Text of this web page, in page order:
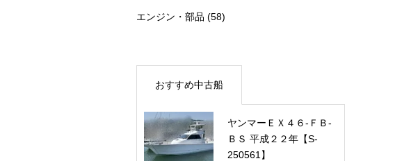
エンジン・部品 (58)
おすすめ中古船
ヤンマーＥＸ４６-ＦＢ-
ＢＳ 平成２２年【S-
250561】